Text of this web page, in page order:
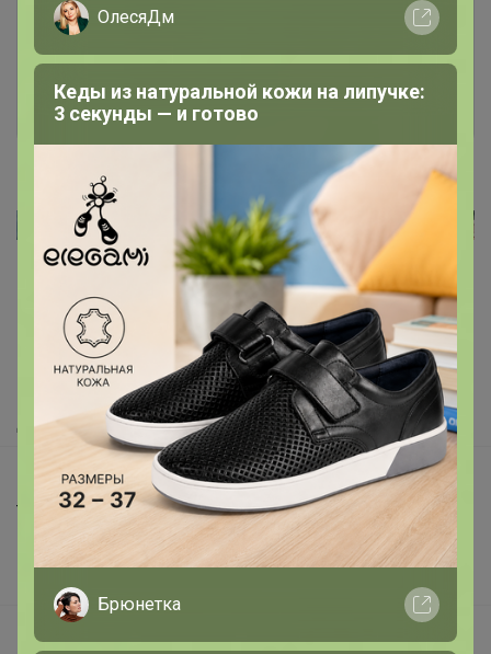
Это займет меньше минуты
Войти Зарегистрироваться
Как здесь все устроено?
Как сделать заказ?
Как получить?
Доставка
Шоурумы
Торговые марки
Наша команда
В наличии
Подарочные сертификаты
ОлесяДм
Кеды из натуральной кожи на липучке:
3 секунды — и готово
Брюнетка